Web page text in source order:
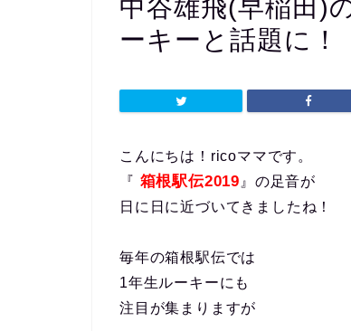
中谷雄飛(早稲田)
ーキーと話題に！
こんにちは！ricoママです。
『 箱根駅伝2019 』の足音が
日に日に近づいてきましたね！
毎年の箱根駅伝では
1年生ルーキーにも
注目が集まりますが